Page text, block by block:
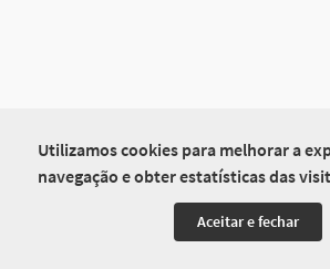
Utilizamos cookies para melhorar a
navegação e obter estatísticas das
Aceitar e fechar